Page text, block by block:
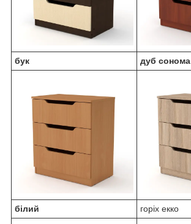
бук дуб сонома
білий горіх екко